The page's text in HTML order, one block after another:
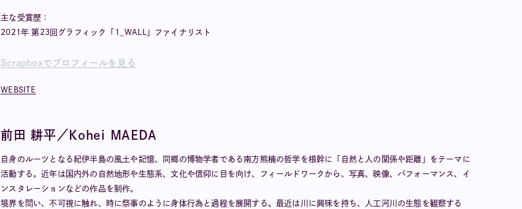
主な受賞歴：
2021年 第23回グラフィック「1_WALL」ファイナリスト
Scrapboxでプロフィールを見る
WEBSITE
前田 耕平／Kohei MAEDA
自身のルーツとなる紀伊半島の風土や記憶、同郷の博物学者である南方熊楠の哲学を根幹に「自然と人の関係や距離」をテーマに
活動する。近年は国内外の自然地形や生態系、文化や信仰に目を向け、フィールドワークから、写真、映像、パフォーマンス、イ
ンスタレーションなどの作品を制作。
境界を問い、不可視に触れ、時に祭事のように身体行為と過程を展開する。最近は川に興味を持ち、人工河川の生態を観察する